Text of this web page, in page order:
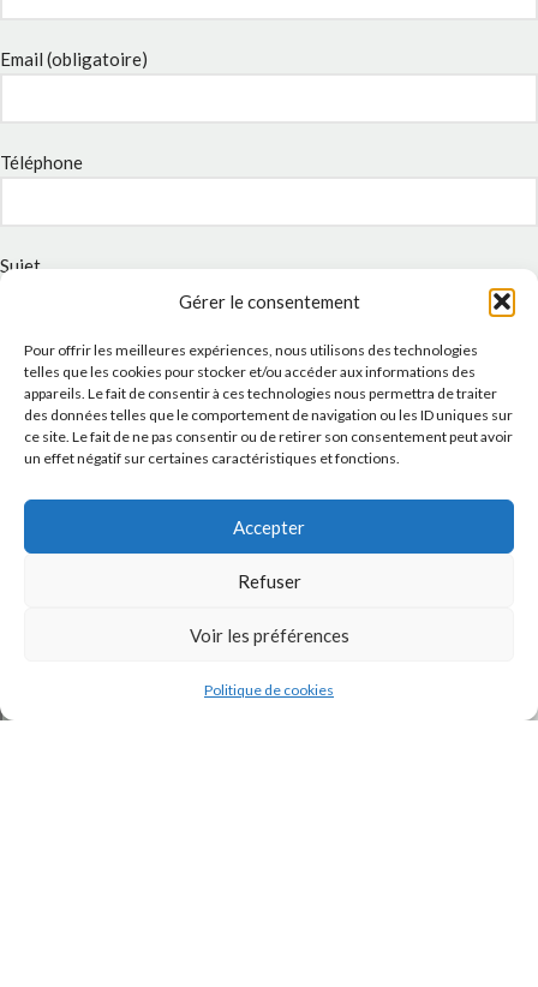
Gérer le consentement
Pour offrir les meilleures expériences, nous utilisons des technologies
telles que les cookies pour stocker et/ou accéder aux informations des
appareils. Le fait de consentir à ces technologies nous permettra de traiter
des données telles que le comportement de navigation ou les ID uniques sur
ce site. Le fait de ne pas consentir ou de retirer son consentement peut avoir
un effet négatif sur certaines caractéristiques et fonctions.
Accepter
Refuser
Voir les préférences
Politique de cookies
Email (obligatoire)
Téléphone
Sujet
Message
Politique de confidentialitéde ce site.